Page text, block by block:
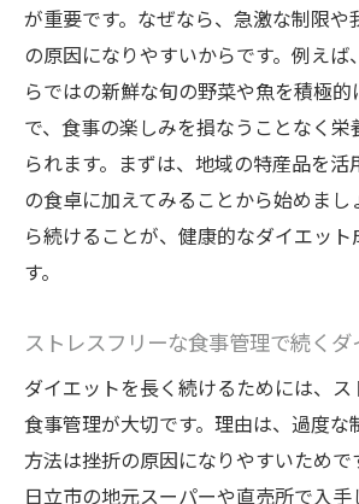
が重要です。なぜなら、急激な制限や
の原因になりやすいからです。例えば
らではの新鮮な旬の野菜や魚を積極的
で、食事の楽しみを損なうことなく栄
られます。まずは、地域の特産品を活
の食卓に加えてみることから始めまし
ら続けることが、健康的なダイエッ
す。
ストレスフリーな食事管理で続くダ
ダイエットを長く続けるためには、
食事管理が大切です。理由は、過度な
方法は挫折の原因になりやすいためで
日立市の地元スーパーや直売所で入